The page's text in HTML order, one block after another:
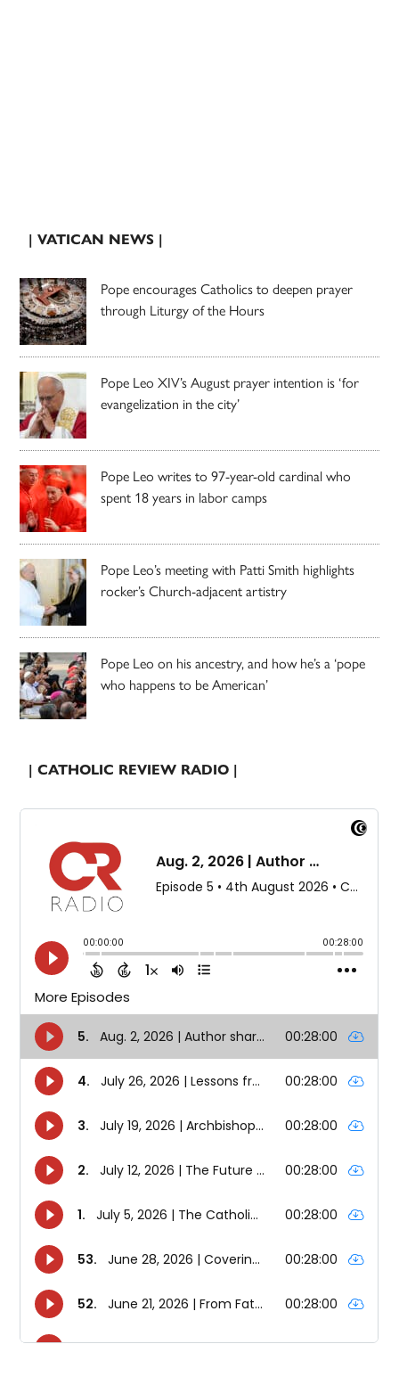
| VATICAN NEWS |
Pope encourages Catholics to deepen prayer
through Liturgy of the Hours
Pope Leo XIV’s August prayer intention is ‘for
evangelization in the city’
Pope Leo writes to 97-year-old cardinal who
spent 18 years in labor camps
Pope Leo’s meeting with Patti Smith highlights
rocker’s Church-adjacent artistry
Pope Leo on his ancestry, and how he’s a ‘pope
who happens to be American’
| CATHOLIC REVIEW RADIO |